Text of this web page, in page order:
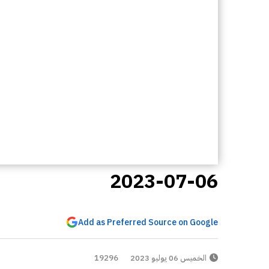
2023-07-06
Add as Preferred Source on Google
الخميس 06 يوليو 2023 19296